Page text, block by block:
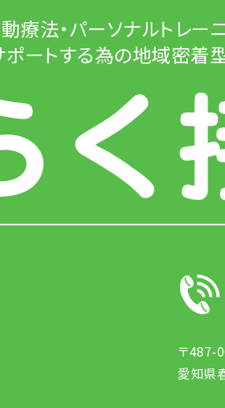
療法・パーソナルトレー
ートする為の地域密着
〒487-
愛知県